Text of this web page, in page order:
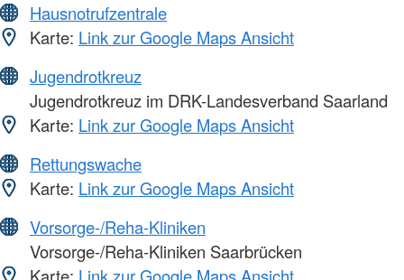
Hausnotrufzentrale
Karte: Link zur Google Maps Ansicht
Jugendrotkreuz
Jugendrotkreuz im DRK-Landesverband Saarland
Karte: Link zur Google Maps Ansicht
Rettungswache
Karte: Link zur Google Maps Ansicht
Vorsorge-/Reha-Kliniken
Vorsorge-/Reha-Kliniken Saarbrücken